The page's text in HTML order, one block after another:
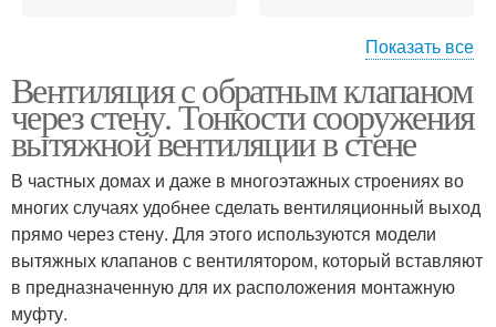
Клапан на кухне
клапаном
Клапан без
электричества
Клапан на батарейках
Показать все
Вентиляция с обратным клапаном
через стену. Тонкости сооружения
вытяжной вентиляции в стене
В частных домах и даже в многоэтажных строениях во
многих случаях удобнее сделать вентиляционный выход
прямо через стену. Для этого используются модели
вытяжных клапанов с вентилятором, который вставляют
в предназначенную для их расположения монтажную
муфту.